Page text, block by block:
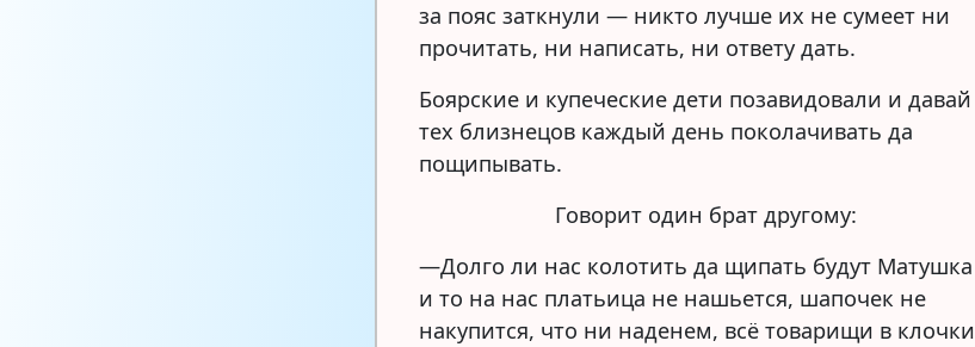
за пояс заткнули — никто лучше их не сумеет ни
прочитать, ни написать, ни ответу дать.
Боярские и купеческие дети позавидовали и давай
тех близнецов каждый день поколачивать да
пощипывать.
Говорит один брат другому:
—Долго ли нас колотить да щипать будут Матушка
и то на нас платьица не нашьется, шапочек не
накупится, что ни наденем, всё товарищи в клочки